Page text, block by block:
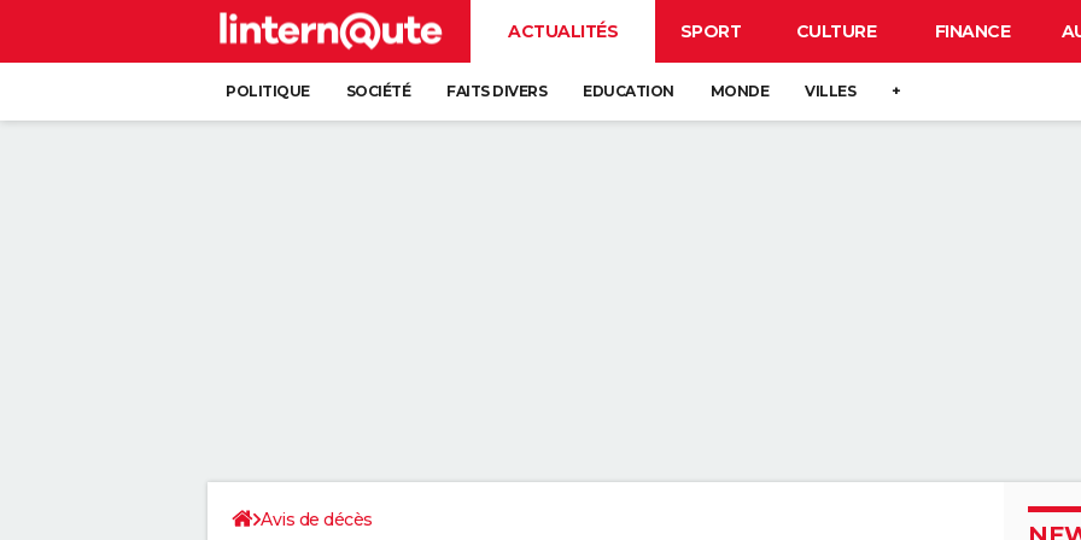
ACTUALITÉS SPORT CULTURE FINANCE
POLITIQUE SOCIÉTÉ FAITS DIVERS EDUCATION MONDE VILLES +
Avis de décès